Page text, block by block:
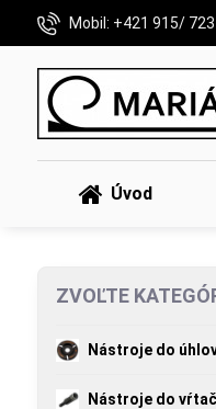
Mobil: +421 915/
Úvod
ZVOĽTE
Nástroje do
Nástroje do